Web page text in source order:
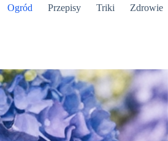
Ogród Przepisy Triki Zdrowie